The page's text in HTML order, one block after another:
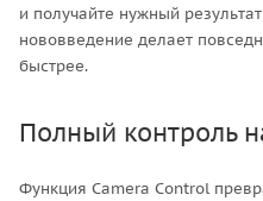
и получайте нужный
нововведение делает
быстрее.
Полный контроль
Функция Camera Control